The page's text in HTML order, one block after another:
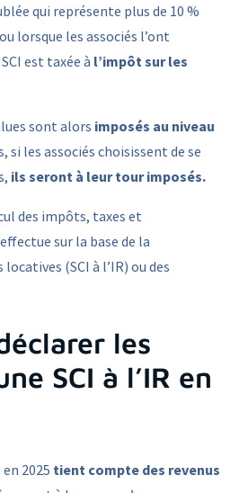
qui représente plus de 10 %
lorsque les associés l’ont
est taxée à l’impôt sur les
sont alors imposés au niveau
si les associés choisissent de se
ils seront à leur tour imposés.
des impôts, taxes et
sur la base de la
(SCI à l’IR) ou des
les
SCI à l’IR en
2025 tient compte des revenus